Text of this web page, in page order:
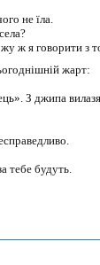
не їла.
ж я говорити з
жарт:
З джипа
тебе будуть.